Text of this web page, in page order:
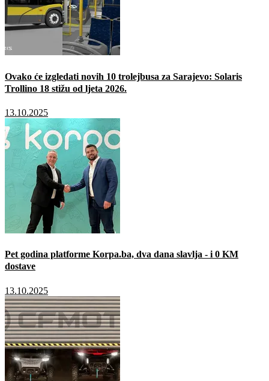
Ovako će izgledati novih 10 trolejbusa za Sarajevo: Solaris
Trollino 18 stižu od ljeta 2026.
13.10.2025
Pet godina platforme Korpa.ba, dva dana slavlja - i 0 KM
dostave
13.10.2025